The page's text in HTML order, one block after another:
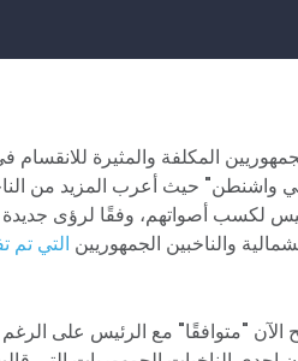
المكلفة والمثيرة للانقسام
واشنطن" حيث أعرب المزيد من
لكسب أصواتهم، وفقًا لرؤى
والناخبين الجمهوريين التي تم
"متوافقًا" مع الرئيس على